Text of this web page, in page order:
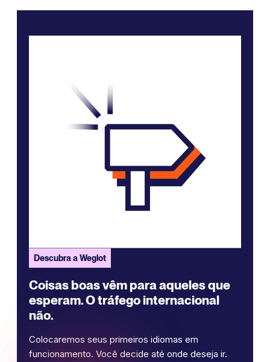
Descubra a Weglot
Coisas boas vêm para aqueles que
esperam. O tráfego internacional
não.
Colocaremos seus primeiros idiomas em
funcionamento. Você decide até onde deseja ir.